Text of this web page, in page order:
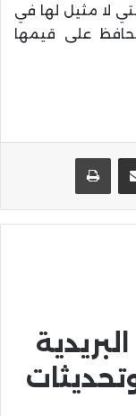
لا مثيل لها في
على قيمها
مشاركة عبر البريد